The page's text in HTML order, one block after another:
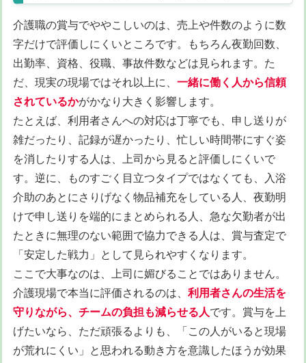
介護職の賞与でややこしいのは、売上や件数のように数
字だけで評価しにくいところです。もちろん夜勤回数、
出勤率、資格、役職、事故件数などは見られます。た
だ、現実の現場ではそれ以上に、 一緒に働く人から信頼
されているかがかなり大きく影響します。
たとえば、利用者さんへの対応は丁寧でも、申し送りが
雑だったり、記録が遅かったり、忙しい時間帯にすぐ姿
を消したりする人は、上司から見ると評価しにくいで
す。逆に、ものすごく目立つタイプではなくても、入浴
介助のあとにさりげなく物品補充をしている人、夜勤明
けで申し送りを端的にまとめられる人、急な欠勤者が出
たときに無理のない範囲で協力できる人は、賞与査定で
「安定した戦力」として見られやすくなります。
ここで大事なのは、上司に媚びることではありません。
介護現場で本当に評価されるのは、 利用者さんの生活を
守りながら、チームの負担も減らせる人です。賞与を上
げたいなら、ただ頑張るよりも、「この人がいると現場
が荒れにくい」と思われる動き方を意識したほうが効果